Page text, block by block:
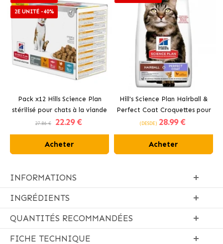
2E UNITÉ -40%
Pack x12 Hills Science Plan
stérilisé pour chats à la viande
et au poisson
27.86 € 22.29 €
Acheter
Hill's Science Plan Hairball &
Perfect Coat Croquettes pour
Chats au Poulet
(DESDE) 28.99 €
Acheter
INFORMATIONS
INGRÉDIENTS
QUANTITÉS RECOMMANDÉES
FICHE TECHNIQUE